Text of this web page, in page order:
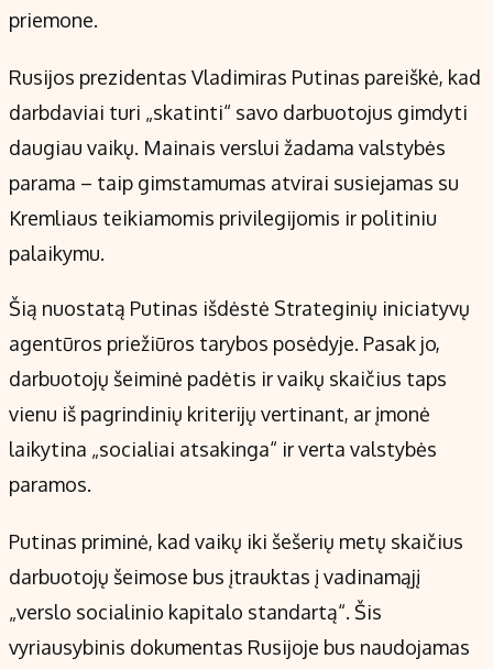
priemone.
Rusijos prezidentas Vladimiras Putinas pareiškė, kad
darbdaviai turi „skatinti“ savo darbuotojus gimdyti
daugiau vaikų. Mainais verslui žadama valstybės
parama – taip gimstamumas atvirai susiejamas su
Kremliaus teikiamomis privilegijomis ir politiniu
palaikymu.
Šią nuostatą Putinas išdėstė Strateginių iniciatyvų
agentūros priežiūros tarybos posėdyje. Pasak jo,
darbuotojų šeiminė padėtis ir vaikų skaičius taps
vienu iš pagrindinių kriterijų vertinant, ar įmonė
laikytina „socialiai atsakinga“ ir verta valstybės
paramos.
Putinas priminė, kad vaikų iki šešerių metų skaičius
darbuotojų šeimose bus įtrauktas į vadinamąjį
„verslo socialinio kapitalo standartą“. Šis
vyriausybinis dokumentas Rusijoje bus naudojamas